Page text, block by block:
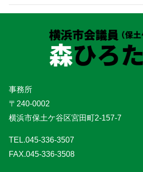
事務所
〒240-0002
横浜市保土ケ谷区宮田町2-157-7
TEL.045-336-3507
FAX.045-336-3508